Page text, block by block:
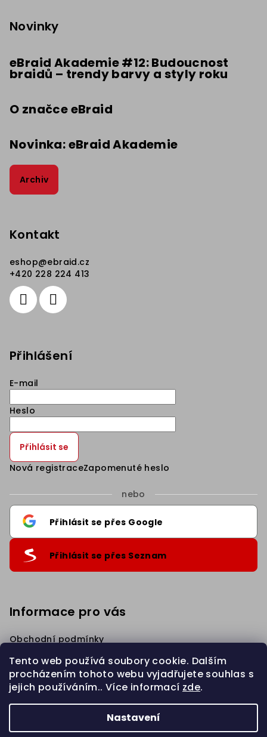
Tento web používá soubory cookie. Dalším
procházením tohoto webu vyjadřujete souhlas s
jejich používáním.. Více informací zde.
Nastavení
Novinky
eBraid Akademie #12: Budoucnost
braidů – trendy barvy a styly roku
O značce eBraid
Novinka: eBraid Akademie
Archiv
Kontakt
eshop@ebraid.cz
+420 228 224 413
Přihlášení
E-mail
Heslo
Přihlásit se
Nová registraceZapomenuté heslo
nebo
Přihlásit se přes Google
Přihlásit se přes Seznam
Informace pro vás
Obchodní podmínky
Podmínky ochrany osobních údajů
Věrnostní Sleva
Napište nám